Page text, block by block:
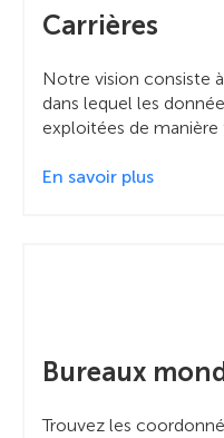
Carrières
Notre vision consiste
dans lequel les
exploitées de
En savoir plus
Bureaux
Trouvez les